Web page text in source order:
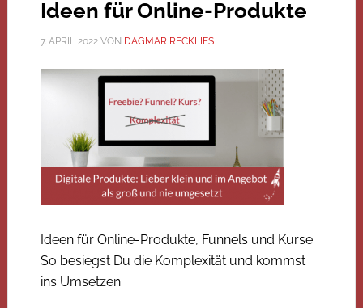
Ideen für Online-Produkte
7. APRIL 2022VON DAGMAR RECKLIES
Ideen für Online-Produkte, Funnels und Kurse:
So besiegst Du die Komplexität und kommst
ins Umsetzen